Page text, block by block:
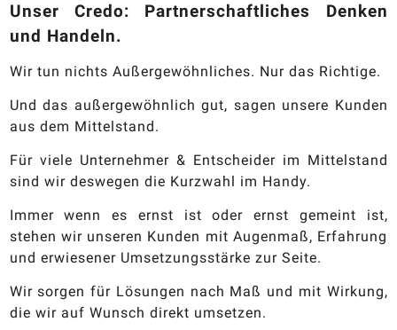
Unser Credo: Partnerschaftliches Denken
und Handeln.
Wir tun nichts Außergewöhnliches. Nur das Richtige.
Und das außergewöhnlich gut, sagen unsere Kunden
aus dem Mittelstand.
Für viele Unternehmer & Entscheider im Mittelstand
sind wir deswegen die Kurzwahl im Handy.
Immer wenn es ernst ist oder ernst gemeint ist,
stehen wir unseren Kunden mit Augenmaß, Erfahrung
und erwiesener Umsetzungsstärke zur Seite.
Wir sorgen für Lösungen nach Maß und mit Wirkung,
die wir auf Wunsch direkt umsetzen.